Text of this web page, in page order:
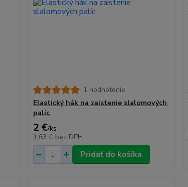
1 hodnotenie
Elastický hák na zaistenie slalomových
palíc
2 €/ks
1,63 € bez DPH
Pridať do košíka